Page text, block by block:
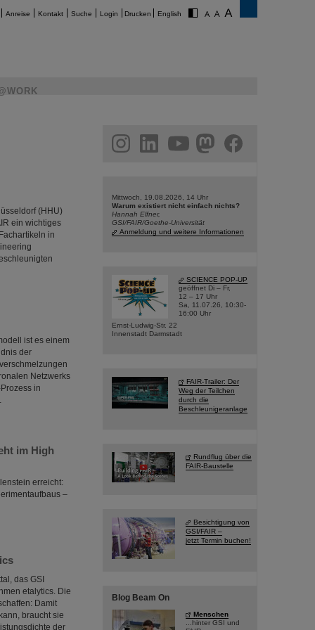
Anreise Kontakt Suche Login Drucken English
(HHU)
ein wichtiges
in
ist es einem
der
Netzwerks
in
im High
erreicht:
–
das GSI
etalytics. Die
Damit
braucht sie
der
facebook
Mittwoch, 19.08.2026, 14 Uhr
Warum existiert nicht einfach nichts?
Hannah Elfner,
GSI/FAIR/Goethe-Universität
Anmeldung und weitere Informationen
SCIENCE POP-UP
geöffnet Di – Fr,
12 – 17 Uhr
Sa, 11.07.26, 10:30-
16:00 Uhr
Ernst-Ludwig-Str. 22
Innenstadt Darmstadt
FAIR-Trailer: Der
Weg der Teilchen
durch die
Beschleunigeranlage
Rundflug über die
FAIR-Baustelle
Besichtigung von
GSI/FAIR –
jetzt Termin buchen!
Blog Beam On
Menschen
...hinter GSI und